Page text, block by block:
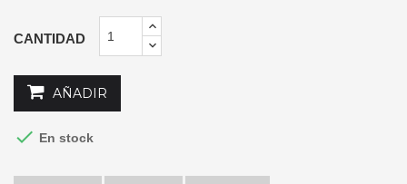
CANTIDAD
AÑADIR
 En stock